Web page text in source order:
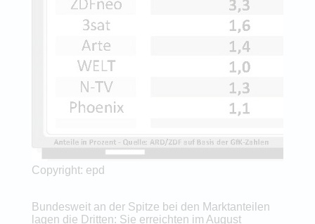
Copyright: epd
Bundesweit an der Spitze bei den Marktanteilen
lagen die Dritten: Sie erreichten im August